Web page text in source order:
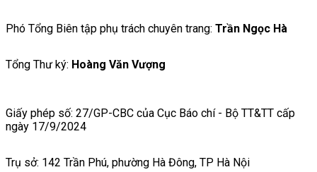
Phó Tổng Biên tập phụ trách chuyên trang: Trần Ngọc Hà
Tổng Thư ký: Hoàng Văn Vượng
Giấy phép số: 27/GP-CBC của Cục Báo chí - Bộ TT&TT cấp
ngày 17/9/2024
Trụ sở: 142 Trần Phú, phường Hà Đông, TP Hà Nội